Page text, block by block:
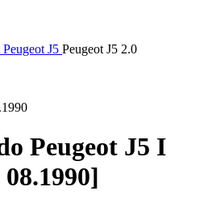
Peugeot J5 Peugeot J5 2.0
Peugeot J5 I